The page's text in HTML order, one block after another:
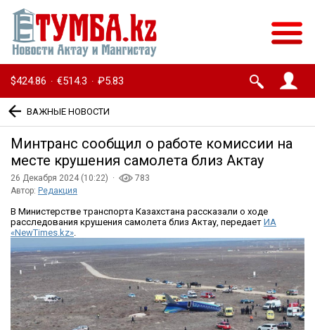
$424.86 · €514.3 · ₽5.83
ВАЖНЫЕ НОВОСТИ
Минтранс сообщил о работе комиссии на
месте крушения самолета близ Актау
26 Декабря 2024 (10:22) ·
783
Автор: Редакция
В Министерстве транспорта Казахстана рассказали о ходе
расследования крушения самолета близ Актау, передает ИА
«NewTimes.kz».